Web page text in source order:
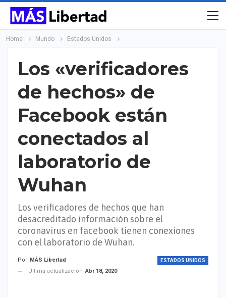
Home Mundo Estados Unidos
Los «verificadores
de hechos» de
Facebook están
conectados al
laboratorio de
Wuhan
Los verificadores de hechos que han
desacreditado información sobre el
coronavirus en facebook tienen conexiones
con el laboratorio de Wuhan.
ESTADOS UNIDOS
Por MÁS Libertad
Última actualización Abr 18, 2020